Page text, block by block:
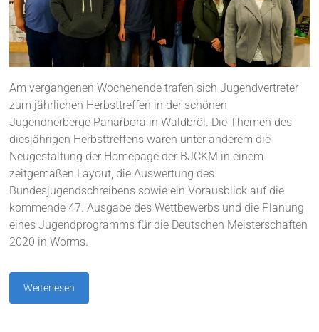
Am vergangenen Wochenende trafen sich Jugendvertreter
zum jährlichen Herbsttreffen in der schönen
Jugendherberge Panarbora in Waldbröl. Die Themen des
diesjährigen Herbsttreffens waren unter anderem die
Neugestaltung der Homepage der BJCKM in einem
zeitgemäßen Layout, die Auswertung des
Bundesjugendschreibens sowie ein Vorausblick auf die
kommende 47. Ausgabe des Wettbewerbs und die Planung
eines Jugendprogramms für die Deutschen Meisterschaften
2020 in Worms.
Weiterlesen